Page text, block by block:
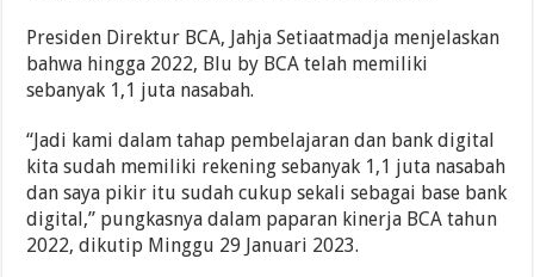
Presiden Direktur BCA, Jahja Setiaatmadja menjelaskan
bahwa hingga 2022, Blu by BCA telah memiliki
sebanyak 1,1 juta nasabah.
“Jadi kami dalam tahap pembelajaran dan bank digital
kita sudah memiliki rekening sebanyak 1,1 juta nasabah
dan saya pikir itu sudah cukup sekali sebagai base bank
digital,” pungkasnya dalam paparan kinerja BCA tahun
2022, dikutip Minggu 29 Januari 2023.